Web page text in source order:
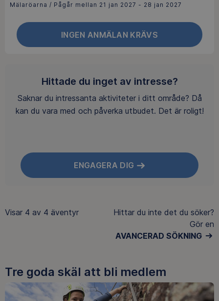
Mälaröarna / Pågår mellan 21 jan 2027 - 28 jan 2027
INGEN ANMÄLAN KRÄVS
Hittade du inget av intresse?
Saknar du intressanta aktiviteter i ditt område? Då
kan du vara med och påverka utbudet. Det är roligt!
ENGAGERA DIG
Visar 4 av 4 äventyr
Hittar du inte det du söker?
Gör en
AVANCERAD SÖKNING
Tre goda skäl att bli medlem